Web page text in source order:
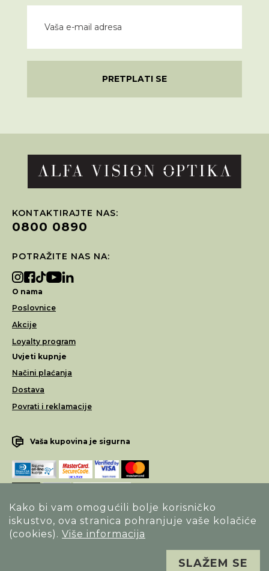
Kako bi vam omogućili bolje korisničko
iskustvo, ova stranica pohranjuje vaše kolačiće
(cookies). Više informacija
SLAŽEM SE
PRETPLATI SE
KONTAKTIRAJTE NAS:
0800 0890
POTRAŽITE NAS NA:
O nama
Poslovnice
Akcije
Loyalty program
Uvjeti kupnje
Načini plaćanja
Dostava
Povrati i reklamacije
Vaša kupovina je sigurna
Opći uvjeti poslovanja
Sva prava pridržana. Alfa Vision optika ©